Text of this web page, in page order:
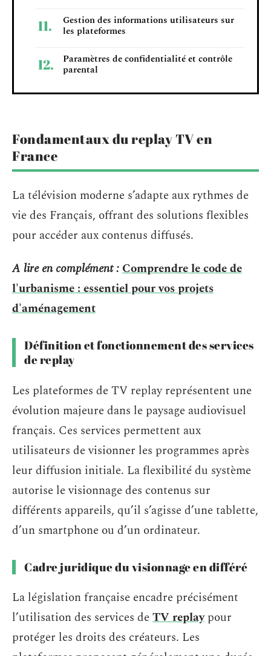
Gestion des informations utilisateurs sur
les plateformes
Paramètres de confidentialité et contrôle
parental
Fondamentaux du replay TV en
France
La télévision moderne s’adapte aux rythmes de
vie des Français, offrant des solutions flexibles
pour accéder aux contenus diffusés.
A lire en complément :Comprendre le code de
l'urbanisme : essentiel pour vos projets
d'aménagement
Définition et fonctionnement des services
de replay
Les plateformes de TV replay représentent une
évolution majeure dans le paysage audiovisuel
français. Ces services permettent aux
utilisateurs de visionner les programmes après
leur diffusion initiale. La flexibilité du système
autorise le visionnage des contenus sur
différents appareils, qu’il s’agisse d’une tablette,
d’un smartphone ou d’un ordinateur.
Cadre juridique du visionnage en différé
La législation française encadre précisément
l’utilisation des services deTV replaypour
protéger les droits des créateurs. Les